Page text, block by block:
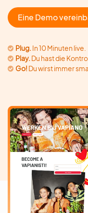
Eine Demo
Plug.In 10 Minuten live.
Play.Du hast die
Go!Du wirst immer